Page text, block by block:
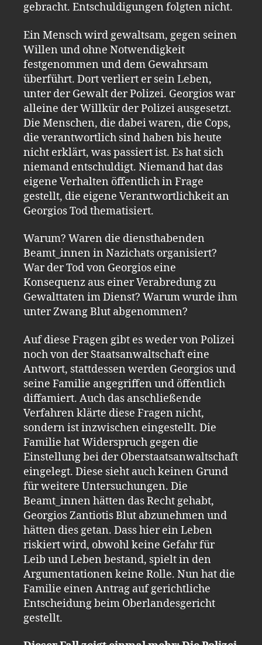
gebracht. Entschuldigungen folgten nicht.
Ein Mensch wird gewaltsam, gegen seinen
Willen und ohne Notwendigkeit
festgenommen und dem Gewahrsam
überführt. Dort verliert er sein Leben,
unter der Gewalt der Polizei. Georgios war
alleine der Willkür der Polizei ausgesetzt.
Die Menschen, die dabei waren, die Cops,
die verantwortlich sind haben bis heute
nicht erklärt, was passiert ist. Es hat sich
niemand entschuldigt. Niemand hat das
eigene Verhalten öffentlich in Frage
gestellt, die eigene Verantwortlichkeit an
Georgios Tod thematisiert.
Warum? Waren die diensthabenden
Beamt_innen in Nazichats organisiert?
War der Tod von Georgios eine
Konsequenz aus einer Verabredung zu
Gewalttaten im Dienst? Warum wurde ihm
unter Zwang Blut abgenommen?
Auf diese Fragen gibt es weder von Polizei
noch von der Staatsanwaltschaft eine
Antwort, stattdessen werden Georgios und
seine Familie angegriffen und öffentlich
diffamiert. Auch das anschließende
Verfahren klärte diese Fragen nicht,
sondern ist inzwischen eingestellt. Die
Familie hat Widerspruch gegen die
Einstellung bei der Oberstaatsanwaltschaft
eingelegt. Diese sieht auch keinen Grund
für weitere Untersuchungen. Die
Beamt_innen hätten das Recht gehabt,
Georgios Zantiotis Blut abzunehmen und
hätten dies getan. Dass hier ein Leben
riskiert wird, obwohl keine Gefahr für
Leib und Leben bestand, spielt in den
Argumentationen keine Rolle. Nun hat die
Familie einen Antrag auf gerichtliche
Entscheidung beim Oberlandesgericht
gestellt.